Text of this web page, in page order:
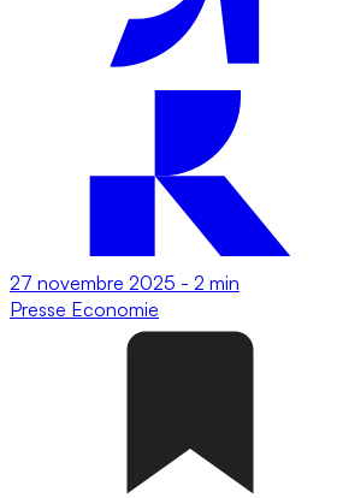
27 novembre 2025 - 2 min
Presse Economie